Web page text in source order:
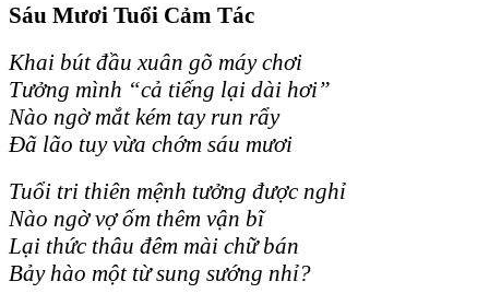
Sáu Mươi Tuổi Cảm Tác
Khai bút đầu xuân gõ máy chơi
Tưởng mình “cả tiếng lại dài hơi”
Nào ngờ mắt kém tay run rẩy
Đã lão tuy vừa chớm sáu mươi
Tuổi tri thiên mệnh tưởng được nghỉ
Nào ngờ vợ ốm thêm vận bĩ
Lại thức thâu đêm mài chữ bán
Bảy hào một từ sung sướng nhỉ?